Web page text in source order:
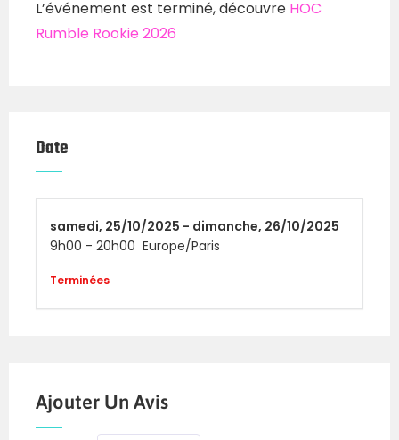
L’événement est terminé, découvre HOC
Rumble Rookie 2026
Date
samedi, 25/10/2025 - dimanche, 26/10/2025
9h00 - 20h00 Europe/Paris
Terminées
Ajouter Un Avis